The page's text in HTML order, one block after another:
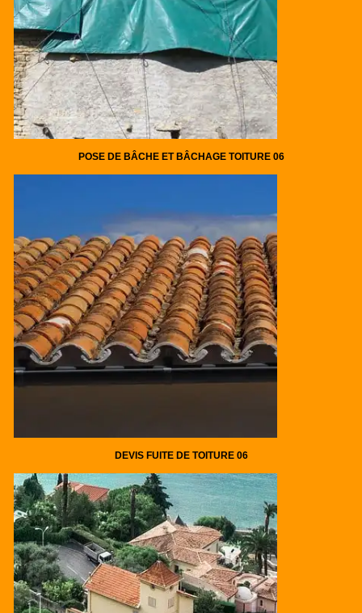
POSE DE BÂCHE ET BÂCHAGE TOITURE 06
DEVIS FUITE DE TOITURE 06